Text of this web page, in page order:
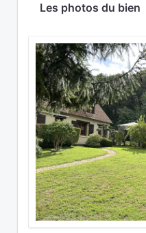
Les photos du bien